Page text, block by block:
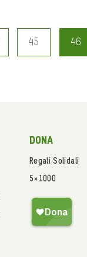
45 46
Dona
Regali Solidali
5×1000